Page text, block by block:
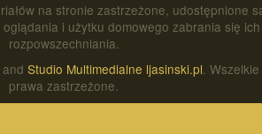
na stronie zastrzeżone, udostępnione
i użytku domowego zabrania się ich
rozpowszechniania.
and Studio Multimedialne ljasinski.pl. Wszelkie
prawa zastrzeżone.